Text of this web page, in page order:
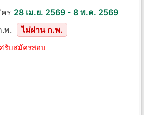
ร 28 เม.ย. 2569 - 8 พ.ค. 2569
พ.
ไม่ผ่าน ก.พ.
รับสมัครสอบ